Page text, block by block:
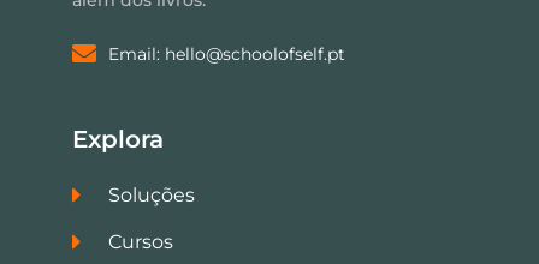
Email: hello@schoolofself.pt
Explora
Soluções
Cursos